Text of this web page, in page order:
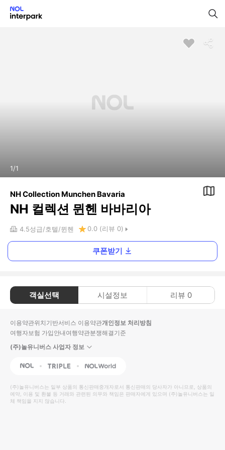
1/1
NH Collection Munchen Bavaria
NH 컬렉션 뮌헨 바바리아
4.5성급 호텔 뮌헨 0.0 (리뷰 0)
쿠폰받기
객실선택 시설정보 리뷰 0
이용약관위치기반서비스 이용약관개인정보 처리방침
여행자보험 가입안내여행약관분쟁해결기준
(주)놀유니버스 사업자 정보
NOL Triple Interpark Global
(주)놀유니버스는 일부 상품의 통신판매중개자로서 통신판매의 당사자가 아니므로, 상품의
예약, 이용 및 환불 등 거래와 관련된 의무와 책임은 판매자에게 있으며 (주)놀유니버스는 일
체 책임을 지지 않습니다.